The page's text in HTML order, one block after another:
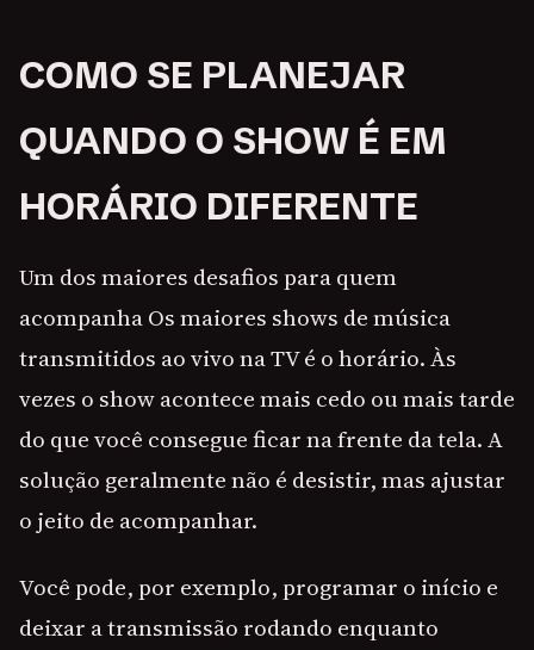
COMO SE PLANEJAR
QUANDO O SHOW É EM
HORÁRIO DIFERENTE
Um dos maiores desafios para quem
acompanha Os maiores shows de música
transmitidos ao vivo na TV é o horário. Às
vezes o show acontece mais cedo ou mais tarde
do que você consegue ficar na frente da tela. A
solução geralmente não é desistir, mas ajustar
o jeito de acompanhar.
Você pode, por exemplo, programar o início e
deixar a transmissão rodando enquanto